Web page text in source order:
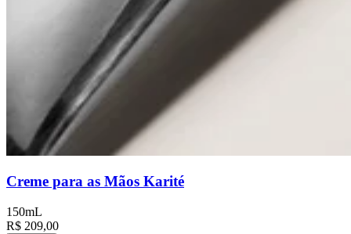
Creme para as Mãos Karité
150mL
R$ 209,00